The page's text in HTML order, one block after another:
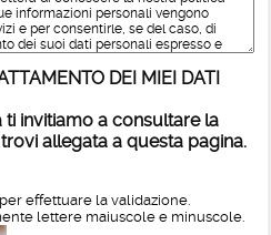
DEI MIEI DATI
ti invitiamo a consultare la
allegata a questa pagina.
effettuare la validazione.
lettere maiuscole e minuscole.